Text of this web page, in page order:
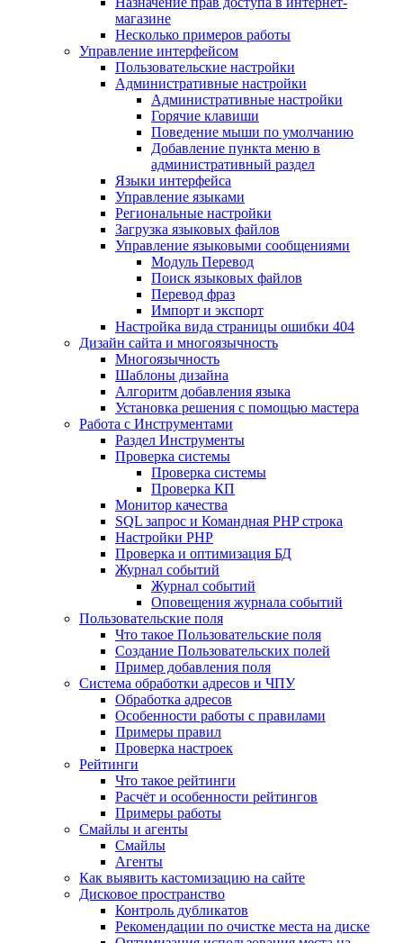
магазине
Несколько примеров работы
Управление интерфейсом
Пользовательские настройки
Административные настройки
Административные настройки
Горячие клавиши
Поведение мыши по умолчанию
Добавление пункта меню в
административный раздел
Языки интерфейса
Управление языками
Региональные настройки
Загрузка языковых файлов
Управление языковыми сообщениями
Mодуль Перевод
Поиск языковых файлов
Перевод фраз
Импорт и экспорт
Настройка вида страницы ошибки 404
Дизайн сайта и многоязычность
Многоязычность
Шаблоны дизайна
Алгоритм добавления языка
Установка решения с помощью мастера
Работа с Инструментами
Раздел Инструменты
Проверка системы
Проверка системы
Проверка КП
Монитор качества
SQL запрос и Командная PHP строка
Настройки PHP
Проверка и оптимизация БД
Журнал событий
Журнал событий
Оповещения журнала событий
Пользовательские поля
Что такое Пользовательские поля
Создание Пользовательских полей
Пример добавления поля
Система обработки адресов и ЧПУ
Обработка адресов
Особенности работы с правилами
Примеры правил
Проверка настроек
Рейтинги
Что такое рейтинги
Расчёт и особенности рейтингов
Примеры работы
Смайлы и агенты
Смайлы
Агенты
Как выявить кастомизацию на сайте
Дисковое пространство
Контроль дубликатов
Рекомендации по очистке места на диске